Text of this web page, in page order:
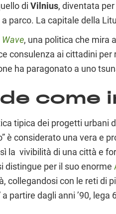
di Vilnius, diventata
parco. La capitale della
Wave, una politica che mira
consulenza ai cittadini
ha paragonato a uno
tipica dei progetti urbani
è considerato una vera e
la vivibilità di una città e
distingue per il suo enorme
collegandosi con le reti di
a partire dagli anni ’90,